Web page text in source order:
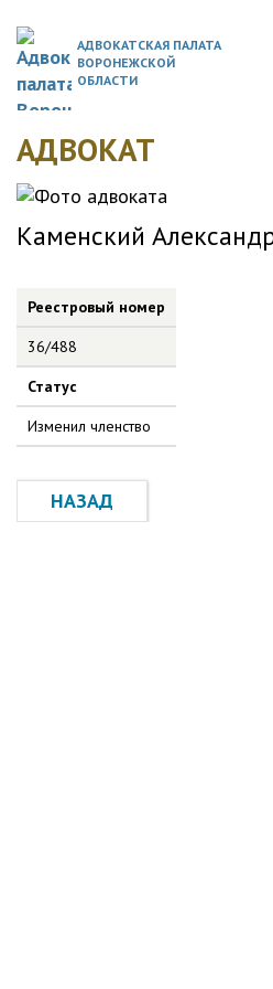
АДВОКАТСКАЯ ПАЛАТА
ВОРОНЕЖСКОЙ
ОБЛАСТИ
АДВОКАТ
Каменский
Реестровый номер
36/488
Статус
Изменил членство
НАЗАД